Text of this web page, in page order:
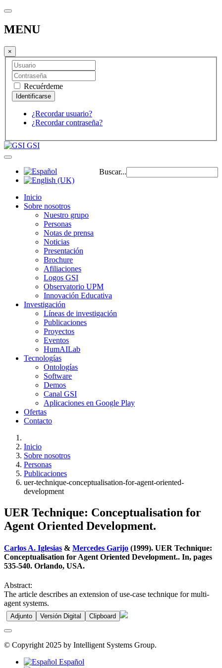
MENU
×
Recuérdeme
¿Recordar usuario?
¿Recordar contraseña?
GSI
Buscar...
Inicio
Sobre nosotros
Nuestro grupo
Personas
Notas de prensa
Noticias
Presentación
Brochure
Afiliaciones
Logos GSI
Observatorio UPM
Innovación Educativa
Investigación
Líneas de investigación
Publicaciones
Proyectos
Eventos
HumAILab
Tecnologías
Ontologías
Software
Demos
Canal GSI
Aplicaciones en Google Play
Ofertas
Contacto
Inicio
Sobre nosotros
Personas
Publicaciones
uer-technique-conceptualisation-for-agent-oriented-
development
UER Technique: Conceptualisation for
Agent Oriented Development.
Carlos A. Iglesias & Mercedes Garijo (1999). UER Technique:
Conceptualisation for Agent Oriented Development.. In, pages
535-540. Orlando, USA.
Abstract:
The article describes an extension of use-case technique for multi-
agent systems.
Adjunto Versión Digital Clipboard
© Copyright 2025 by Intelligent Systems Group.
Español